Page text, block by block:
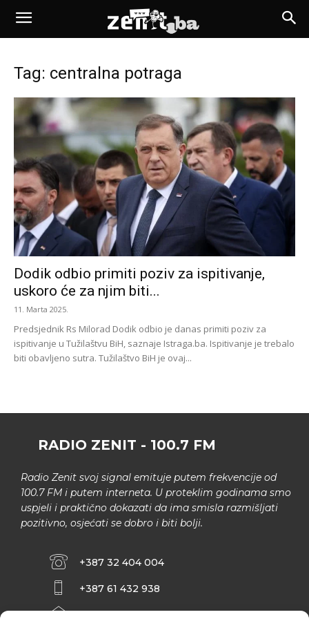
Tag: centralna potraga
Dodik odbio primiti poziv za ispitivanje,
uskoro će za njim biti...
11. Marta 2025.
Predsjednik Rs Milorad Dodik odbio je danas primiti poziv za
ispitivanje u Tužilaštvu BiH, saznaje Istraga.ba. Ispitivanje je trebalo
biti obavljeno sutra. Tužilaštvo BiH je ovaj...
RADIO ZENIT - 100.7 FM
Radio Zenit svoj signal emituje putem frekvencije od
100.7 FM i putem interneta. U proteklim godinama smo
uspjeli i praktično dokazati da ima smisla razmišljati
pozitivno, osjećati se dobro i biti bolji.
+387 32 404 004
+387 61 432 938